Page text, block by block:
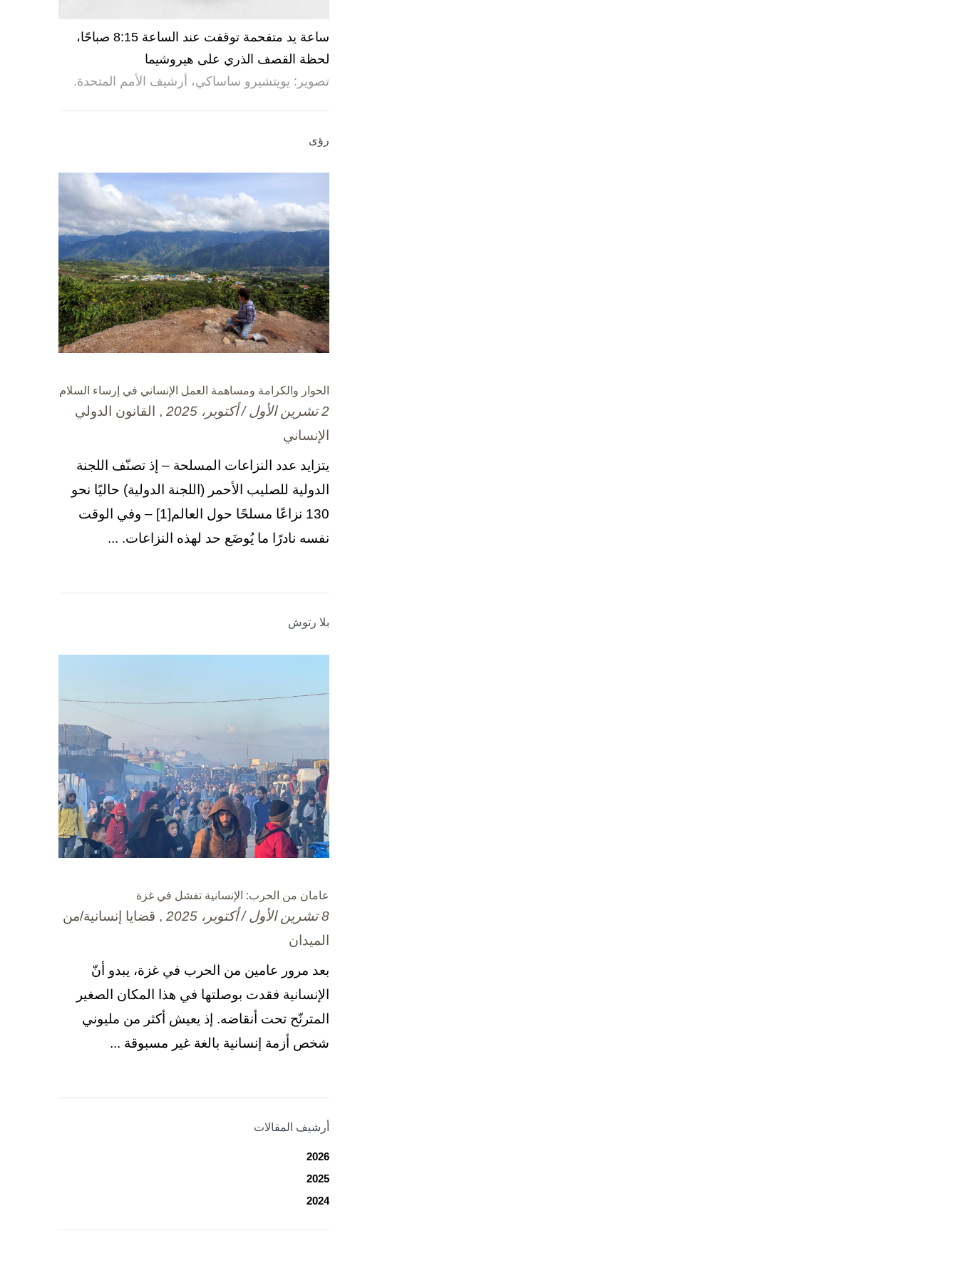
ساعة يد متفحمة توقفت عند الساعة 8:15 صباحًا،
لحظة القصف الذري على هيروشيما
تصوير: يويتشيرو ساساكي، أرشيف الأمم المتحدة.
رؤى
الحوار والكرامة ومساهمة العمل الإنساني في إرساء السلام
2 تشرين الأول / أكتوبر، 2025
, القانون الدولي
الإنساني
يتزايد عدد النزاعات المسلحة – إذ تصنّف اللجنة
الدولية للصليب الأحمر (اللجنة الدولية) حاليًا نحو
130 نزاعًا مسلحًا حول العالم[1] – وفي الوقت
نفسه نادرًا ما يُوضَع حد لهذه النزاعات. ...
بلا رتوش
عامان من الحرب: الإنسانية تفشل في غزة
8 تشرين الأول / أكتوبر، 2025
, قضايا إنسانية/من
الميدان
بعد مرور عامين من الحرب في غزة، يبدو أنّ
الإنسانية فقدت بوصلتها في هذا المكان الصغير
المترنّح تحت أنقاضه. إذ يعيش أكثر من مليوني
شخص أزمة إنسانية بالغة غير مسبوقة ...
أرشيف المقالات
2026
2025
2024